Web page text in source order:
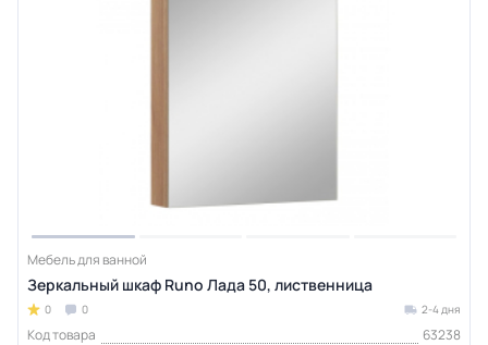
Мебель для ванной
Зеркальный шкаф Runo Лада 50, лиственница
0 0 2-4 дня
Код товара
63238